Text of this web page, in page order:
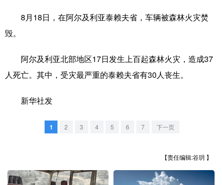
学术中国 乡村振兴 银龄 溯源中国
彩票 娱乐 时尚 悦读
公益 一带一路 亚太网 上市公司
文化产业
山西
辽宁 吉林 上海
8月18日，在阿尔及利亚泰赖夫省，车辆被森林火灾焚
毁。
阿尔及利亚北部地区17日发生上百起森林火灾，造成37
人死亡。其中，受灾最严重的泰赖夫省有30人丧生。
新华社发
1 2 3 4 5 6 7 下一页
【责任编辑:谷玥 】